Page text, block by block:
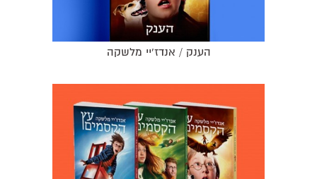
הענק / אנדז'יי מלשקה